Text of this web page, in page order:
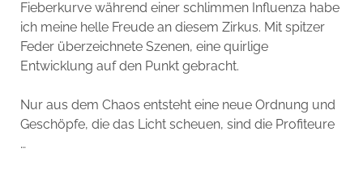
Fieberkurve während einer schlimmen Influenza habe
ich meine helle Freude an diesem Zirkus. Mit spitzer
Feder überzeichnete Szenen, eine quirlige
Entwicklung auf den Punkt gebracht.
Nur aus dem Chaos entsteht eine neue Ordnung und
Geschöpfe, die das Licht scheuen, sind die Profiteure
…